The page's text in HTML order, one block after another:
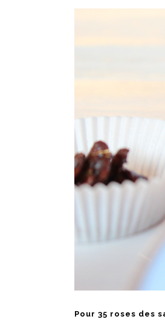
Pour 35 roses des